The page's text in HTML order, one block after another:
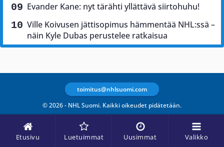
Etusivu Luetuimmat Uusimmat Valikko
Evander Kane: nyt tärähti yllättävä siirtohuhu!
Ville Koivusen jättisopimus hämmentää NHL:ssä –
näin Kyle Dubas perustelee ratkaisua
© 2026 - NHL Suomi. Kaikki oikeudet pidätetään.
toimitus@nhlsuomi.com